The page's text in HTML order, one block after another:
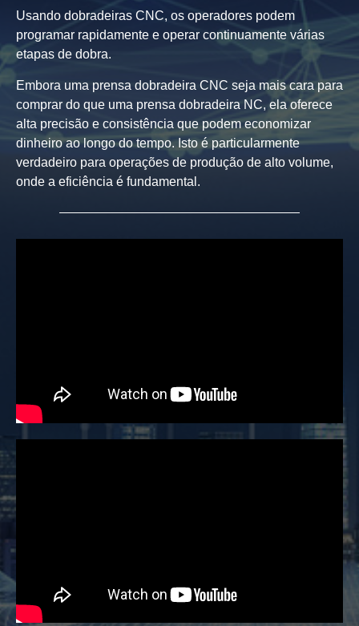
Usando dobradeiras CNC, os operadores podem
programar rapidamente e operar continuamente várias
etapas de dobra.
Embora uma prensa dobradeira CNC seja mais cara para
comprar do que uma prensa dobradeira NC, ela oferece
alta precisão e consistência que podem economizar
dinheiro ao longo do tempo. Isto é particularmente
verdadeiro para operações de produção de alto volume,
onde a eficiência é fundamental.